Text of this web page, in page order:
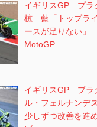
イギリスGP プ
椋 藍「トップラ
ースが足りない」
MotoGP
イギリスGP プラ
ル・フェルナン
少しずつ改善を進